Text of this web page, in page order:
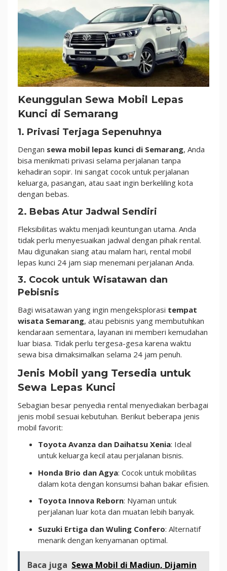
Keunggulan Sewa Mobil Lepas
Kunci di Semarang
1. Privasi Terjaga Sepenuhnya
Dengan sewa mobil lepas kunci di Semarang, Anda
bisa menikmati privasi selama perjalanan tanpa
kehadiran sopir. Ini sangat cocok untuk perjalanan
keluarga, pasangan, atau saat ingin berkeliling kota
dengan bebas.
2. Bebas Atur Jadwal Sendiri
Fleksibilitas waktu menjadi keuntungan utama. Anda
tidak perlu menyesuaikan jadwal dengan pihak rental.
Mau digunakan siang atau malam hari, rental mobil
lepas kunci 24 jam siap menemani perjalanan Anda.
3. Cocok untuk Wisatawan dan
Pebisnis
Bagi wisatawan yang ingin mengeksplorasi tempat
wisata Semarang, atau pebisnis yang membutuhkan
kendaraan sementara, layanan ini memberi kemudahan
luar biasa. Tidak perlu tergesa-gesa karena waktu
sewa bisa dimaksimalkan selama 24 jam penuh.
Jenis Mobil yang Tersedia untuk
Sewa Lepas Kunci
Sebagian besar penyedia rental menyediakan berbagai
jenis mobil sesuai kebutuhan. Berikut beberapa jenis
mobil favorit:
Toyota Avanza dan Daihatsu Xenia: Ideal
untuk keluarga kecil atau perjalanan bisnis.
Honda Brio dan Agya: Cocok untuk mobilitas
dalam kota dengan konsumsi bahan bakar efisien.
Toyota Innova Reborn: Nyaman untuk
perjalanan luar kota dan muatan lebih banyak.
Suzuki Ertiga dan Wuling Confero: Alternatif
menarik dengan kenyamanan optimal.
Baca juga Sewa Mobil di Madiun, Dijamin